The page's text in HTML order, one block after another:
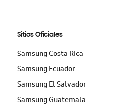
Sitios Oficiales
Samsung Costa Rica
Samsung Ecuador
Samsung El Salvador
Samsung Guatemala